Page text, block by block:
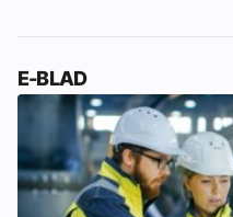
E-BLAD